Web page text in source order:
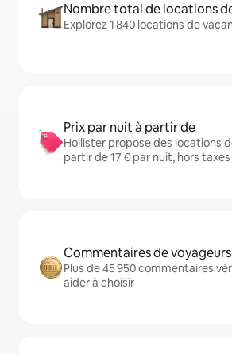
Nombre total de locations
Explorez 1 840 locations de
Prix par nuit à partir de
Hollister propose des locations
partir de 17 € par nuit, hors
Commentaires de
Plus de 45 950 commentaires
aider à choisir